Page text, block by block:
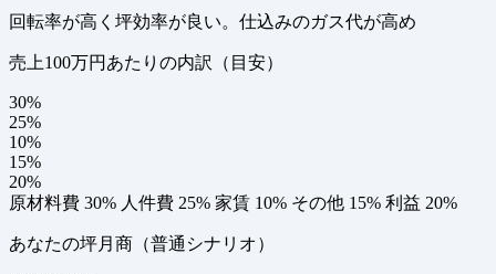
回転率が高く坪効率が良い。仕込みのガス代が高め
売上100万円あたりの内訳（目安）
30%
25%
10%
15%
20%
原材料費 30% 人件費 25% 家賃 10% その他 15% 利益 20%
あなたの坪月商（普通シナリオ）